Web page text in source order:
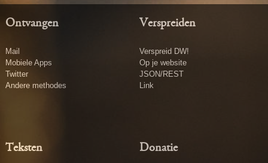
Ontvangen
Mail
Mobiele Apps
Twitter
Andere methodes
Verspreiden
Verspreid DW!
Op je website
JSON/REST
Link
Teksten Donatie